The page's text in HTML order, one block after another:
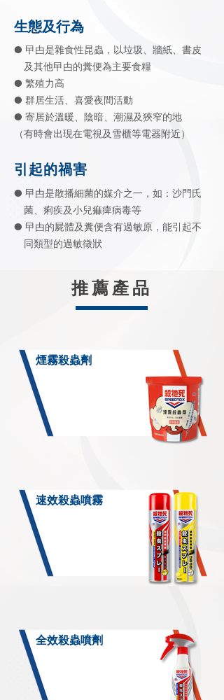
生態及行為
● 曱甴是雜食性昆蟲，以垃圾、牆紙、書皮
及其他曱甴的糞便為主要食糧
● 繁殖力高
● 群居生活、喜愛夜間活動
● 寄居於溫暖、陰暗、潮濕及狹窄的地
（有時會出現在電視及雪櫃等電器附近）
引起的禍害
● 曱甴是散播細菌的媒介之一，如：沙門氏
菌、痢疾及小兒痲痺病毒等
● 曱甴的屍體及糞便含有過敏原，能引起不
同類型的過敏徵狀
​推薦產品
煙霧殺蟲劑
速效殺蟲噴霧
全效殺蟲噴劑